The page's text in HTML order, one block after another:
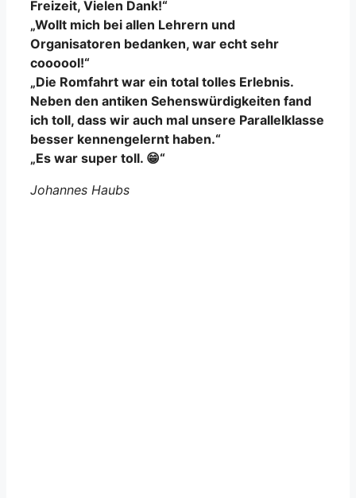
Freizeit, Vielen Dank!“
„Wollt mich bei allen Lehrern und
Organisatoren bedanken, war echt sehr
coooool!“
„Die Romfahrt war ein total tolles Erlebnis.
Neben den antiken Sehenswürdigkeiten fand
ich toll, dass wir auch mal unsere Parallelklasse
besser kennengelernt haben.“
„Es war super toll. 😁“
Johannes Haubs